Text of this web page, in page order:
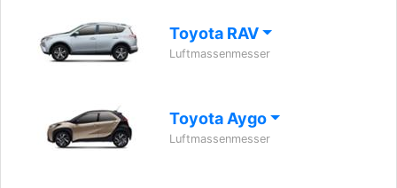
Toyota RAV
Luftmassenmesser
Toyota Aygo
Luftmassenmesser